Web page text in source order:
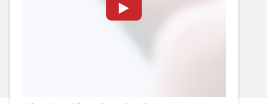
Einstellungen jederzeit einsehen und